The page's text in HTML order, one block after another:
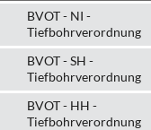
BVOT - NI -
Tiefbohrverordnung
BVOT - SH -
Tiefbohrverordnung
BVOT - HH -
Tiefbohrverordnung